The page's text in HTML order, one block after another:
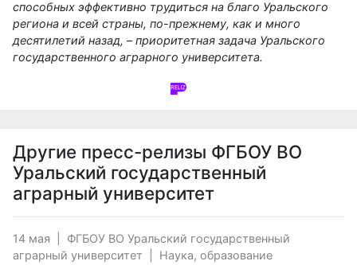
способных эффективно трудиться на благо Уральского
региона и всей страны, по-прежнему, как и много
десятилетий назад, – приоритетная задача Уральского
государственного аграрного университета.
Другие пресс-релизы ФГБОУ ВО
Уральский государственный
аграрный университет
14 мая
ФГБОУ ВО Уральский государственный
аграрный университет
Наука, образование